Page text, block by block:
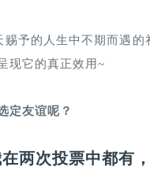
予的人生中不期而遇
现它的真正效用~
定友谊呢？
两次投票中都有